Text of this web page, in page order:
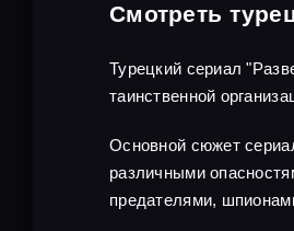
Смотреть
Турецкий сериал
таинственной
Основной сюжет
различными
предателями,